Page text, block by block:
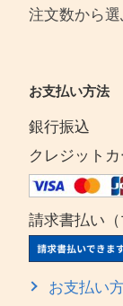
注文数から
お支払い方法
銀行振込
クレジット
請求書払い（
お支払い